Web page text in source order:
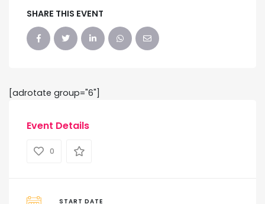
SHARE THIS EVENT
[adrotate group="6"]
Event Details
0
START DATE